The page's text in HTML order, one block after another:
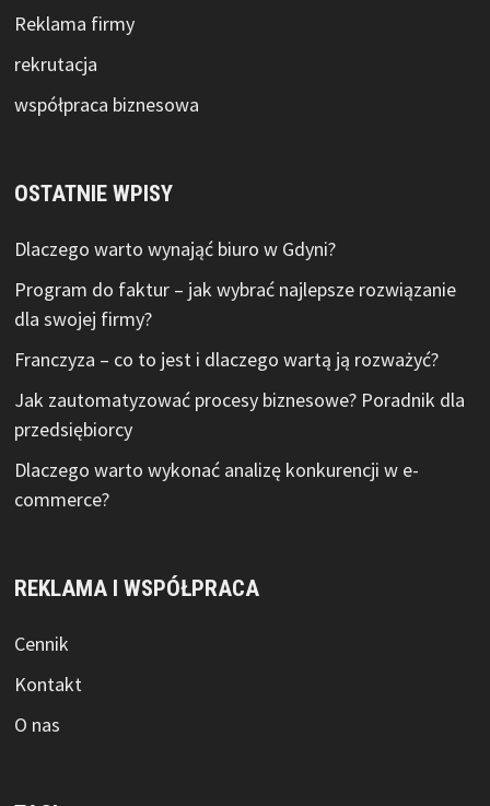
Reklama firmy
rekrutacja
współpraca biznesowa
OSTATNIE WPISY
Dlaczego warto wynająć biuro w Gdyni?
Program do faktur – jak wybrać najlepsze rozwiązanie
dla swojej firmy?
Franczyza – co to jest i dlaczego wartą ją rozważyć?
Jak zautomatyzować procesy biznesowe? Poradnik dla
przedsiębiorcy
Dlaczego warto wykonać analizę konkurencji w e-
commerce?
REKLAMA I WSPÓŁPRACA
Cennik
Kontakt
O nas